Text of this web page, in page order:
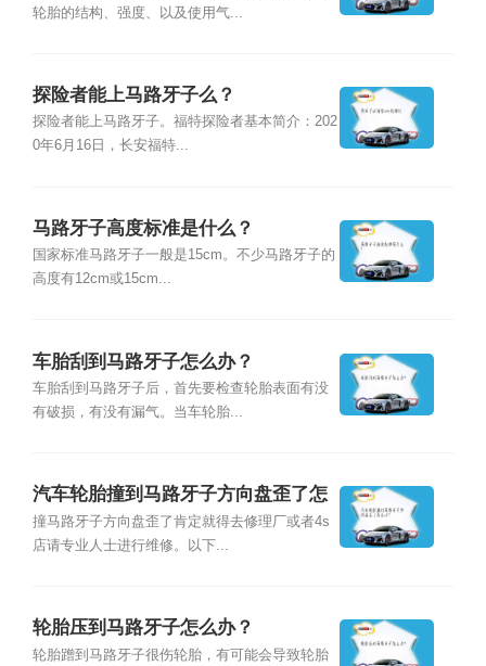
轮胎的结构、强度、以及使用气...
探险者能上马路牙子么？
探险者能上马路牙子。福特探险者基本简介：202
0年6月16日，长安福特...
马路牙子高度标准是什么？
国家标准马路牙子一般是15cm。不少马路牙子的
高度有12cm或15cm...
车胎刮到马路牙子怎么办？
车胎刮到马路牙子后，首先要检查轮胎表面有没
有破损，有没有漏气。当车轮胎...
汽车轮胎撞到马路牙子方向盘歪了怎
么办？
撞马路牙子方向盘歪了肯定就得去修理厂或者4s
店请专业人士进行维修。以下...
轮胎压到马路牙子怎么办？
轮胎蹭到马路牙子很伤轮胎，有可能会导致轮胎